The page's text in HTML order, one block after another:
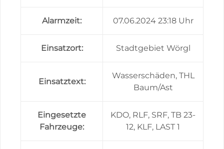
Alarmzeit: 07.06.2024 23:18 Uhr
Einsatzort: Stadtgebiet Wörgl
Einsatztext:
Wasserschäden, THL
Baum/Ast
Eingesetzte
Fahrzeuge:
KDO, RLF, SRF, TB 23-
12, KLF, LAST 1